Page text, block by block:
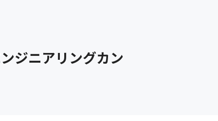
ジニアリングカン